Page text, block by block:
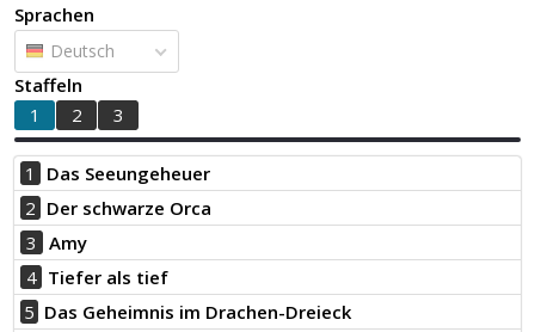
Sprachen
Deutsch
Staffeln
1
2 3
1
Das Seeungeheuer
2 Der schwarze Orca
3 Amy
4 Tiefer als tief
5 Das Geheimnis im Drachen-Dreieck